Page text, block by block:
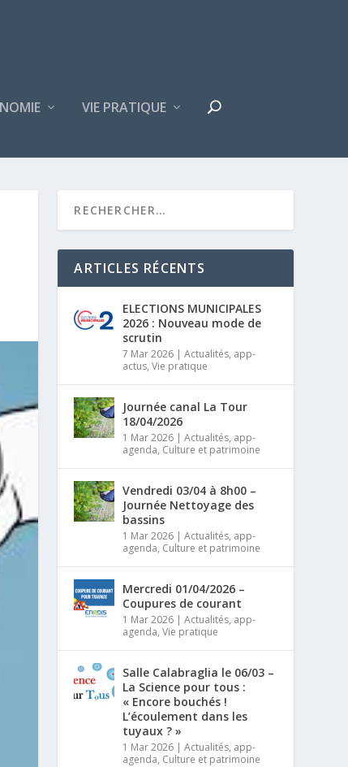
VIE PRATIQUE
ARTICLES RÉCENTS
ELECTIONS MUNICIPALES
2026 : Nouveau mode de
scrutin
7 Mar 2026 |Actualités, app-
actus,Vie pratique
Journée canal La Tour
18/04/2026
1 Mar 2026 |Actualités, app-
agenda, Culture et patrimoine
Vendredi 03/04 à 8h00 –
Journée Nettoyage des
bassins
1 Mar 2026 |Actualités, app-
agenda, Culture et patrimoine
Mercredi 01/04/2026 –
Coupures de courant
1 Mar 2026 |Actualités, app-
agenda,Vie pratique
Salle Calabraglia le 06/03 –
La Science pour tous :
« Encore bouchés !
L’écoulement dans les
tuyaux ? »
1 Mar 2026 |Actualités, app-
agenda, Culture et patrimoine